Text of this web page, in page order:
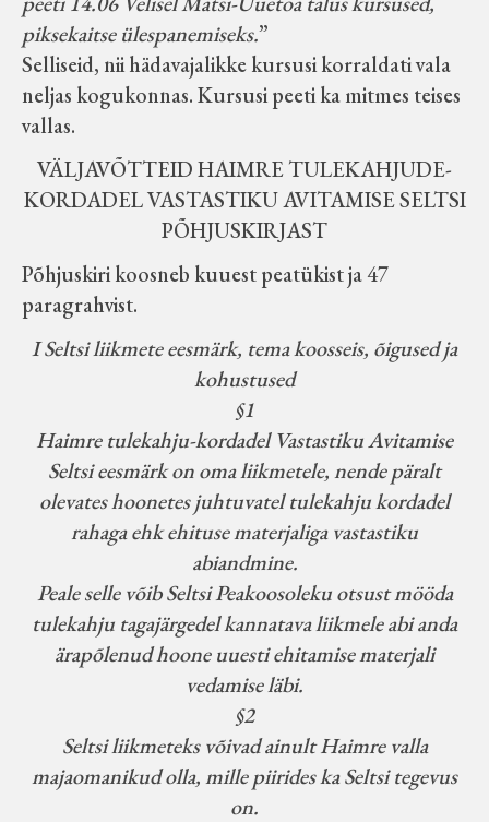
piksekaitse ülespanemiseks.”
Selliseid, nii hädavajalikke kursusi korraldati vala
neljas kogukonnas. Kursusi peeti ka mitmes teises
vallas.
VÄLJAVÕTTEID HAIMRE TULEKAHJUDE-
KORDADEL VASTASTIKU AVITAMISE SELTSI
PÕHJUSKIRJAST
Põhjuskiri koosneb kuuest peatükist ja 47
paragrahvist.
I Seltsi liikmete eesmärk, tema koosseis, õigused ja
kohustused
§1
Haimre tulekahju-kordadel Vastastiku Avitamise
Seltsi eesmärk on oma liikmetele, nende päralt
olevates hoonetes juhtuvatel tulekahju kordadel
rahaga ehk ehituse materjaliga vastastiku
abiandmine.
Peale selle võib Seltsi Peakoosoleku otsust mööda
tulekahju tagajärgedel kannatava liikmele abi anda
ärapõlenud hoone uuesti ehitamise materjali
vedamise läbi.
§2
Seltsi liikmeteks võivad ainult Haimre valla
majaomanikud olla, mille piirides ka Seltsi tegevus
on.